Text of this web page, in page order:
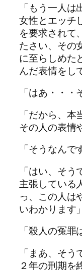
「もう一人
女性とエッチ
を要求されて
たさい、その
に至らしめた
んだ表情をし
「はあ・・・
「だから、
その人の表情
「そうなんで
「はい、そ
主張している
っ、この人は
いわかります」
「殺人の冤罪
「まあ、そ
２年の刑期を